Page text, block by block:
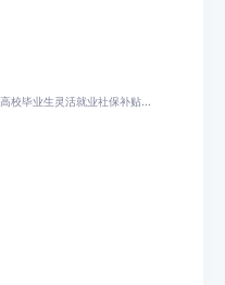
校毕业生灵活就业社保补贴...